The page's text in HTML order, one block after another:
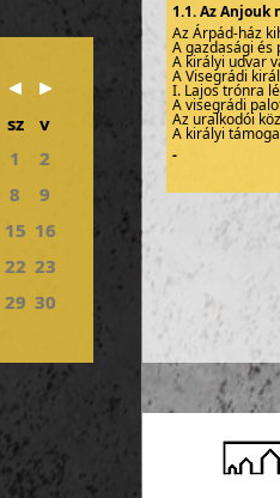
sz
v
1
2
8
9
15 16
22 23
29 30
1.1. Az Anjouk
Az Árpád-ház
A gazdasági és
A királyi udvar
A Visegrádi
I. Lajos trónra
A visegrádi
Az uralkodói
A királyi
-